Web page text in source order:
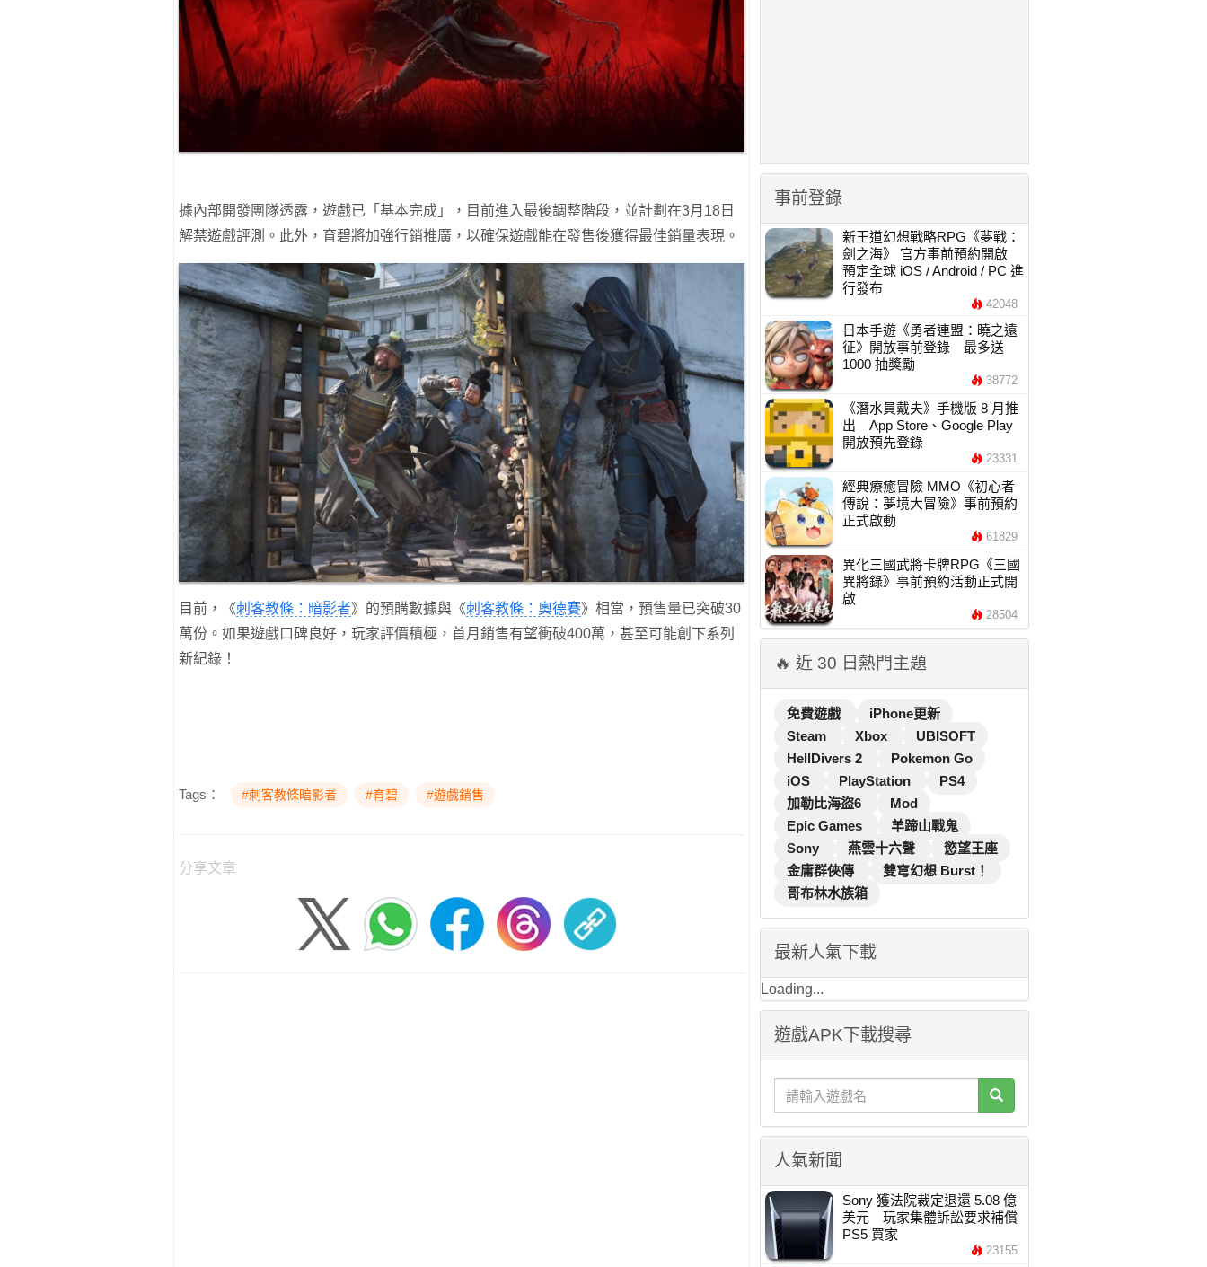
據內部開發團隊透露，遊戲已「基本完成」，目前進入最後調整階段，並計劃在3月18日
解禁遊戲評測。此外，育碧將加強行銷推廣，以確保遊戲能在發售後獲得最佳銷量表現。
目前，《刺客教條：暗影者》的預購數據與《刺客教條：奧德賽》相當，預售量已突破30
萬份。如果遊戲口碑良好，玩家評價積極，首月銷售有望衝破400萬，甚至可能創下系列
新紀錄！
Tags： #刺客教條暗影者 #育碧 #遊戲銷售
分享文章
事前登錄
新王道幻想戰略RPG《夢戰：
劍之海》 官方事前預約開啟
預定全球 iOS / Android / PC 進
行發布
42048
日本手遊《勇者連盟：曉之遠
征》開放事前登錄 最多送
1000 抽獎勵
38772
《潛水員戴夫》手機版 8 月推
出 App Store、Google Play
開放預先登錄
23331
經典療癒冒險 MMO《初心者
傳說：夢境大冒險》事前預約
正式啟動
61829
異化三國武將卡牌RPG《三國
異將錄》事前預約活動正式開
啟
28504
🔥 近 30 日熱門主題
免費遊戲
iPhone更新
Steam
Xbox
UBISOFT
HellDivers 2
Pokemon Go
iOS
PlayStation
PS4
加勒比海盜6
Mod
Epic Games
羊蹄山戰鬼
Sony
燕雲十六聲
慾望王座
金庸群俠傳
雙穹幻想 Burst！
哥布林水族箱
最新人氣下載
Loading...
遊戲APK下載搜尋
人氣新聞
Sony 獲法院裁定退還 5.08 億
美元 玩家集體訴訟要求補償
PS5 買家
23155